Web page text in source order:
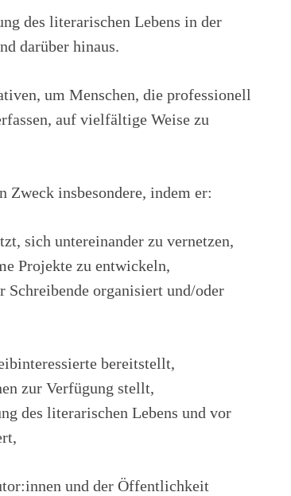
des literarischen Lebens in der
darüber hinaus.
um Menschen, die professionell
auf vielfältige Weise zu
insbesondere, indem er:
sich untereinander zu vernetzen,
Projekte zu entwickeln,
Schreibende organisiert und/oder
bereitstellt,
zur Verfügung stellt,
des literarischen Lebens und vor
und der Öffentlichkeit